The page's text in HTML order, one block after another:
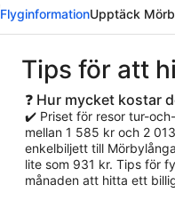
FlyginformationUpptäck
Tips för att
❓ Hur mycket kostar
✔️ Priset för resor tur-
mellan 1 585 kr och 2
enkelbiljett till
lite som 931 kr. Tips för
månaden att hitta ett